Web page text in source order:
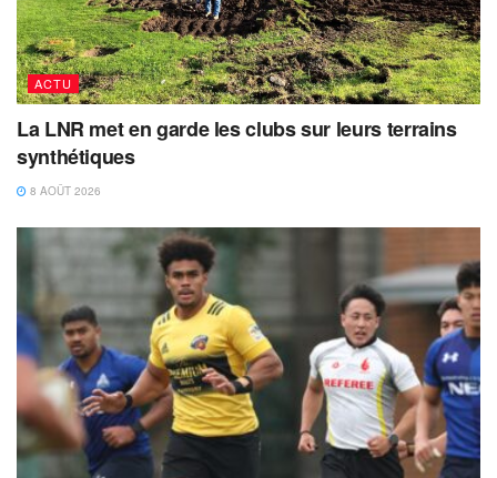
ACTU
La LNR met en garde les clubs sur leurs terrains
synthétiques
8 AOÛT 2026